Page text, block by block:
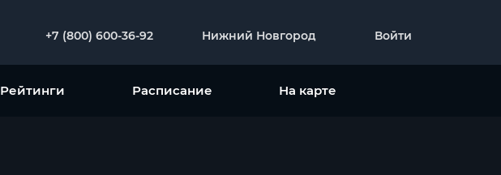
+7 (800) 600-36-92 Нижний Новгород Войти
Рейтинги Расписание На карте